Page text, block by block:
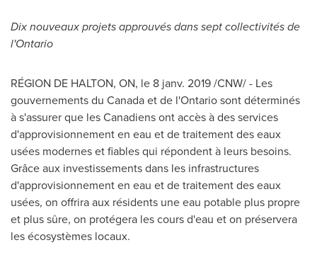
Dix nouveaux projets approuvés dans sept collectivités de
l'Ontario
RÉGION DE HALTON, ON, le 8 janv. 2019 /CNW/ - Les
gouvernements du Canada et de l'Ontariosont déterminés
à s'assurer que les Canadiens ont accès à des services
d'approvisionnement en eau et de traitement des eaux
usées modernes et fiables qui répondent à leurs besoins.
Grâce aux investissements dans les infrastructures
d'approvisionnement en eau et de traitement des eaux
usées, on offrira aux résidents une eau potable plus propre
et plus sûre, on protégera les cours d'eau et on préservera
les écosystèmes locaux.